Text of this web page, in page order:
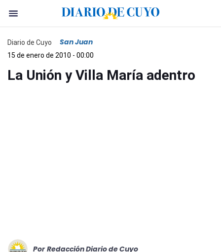
Diario de Cuyo San Juan
15 de enero de 2010 - 00:00
La Unión y Villa María adentro
Por Redacción Diario de Cuyo